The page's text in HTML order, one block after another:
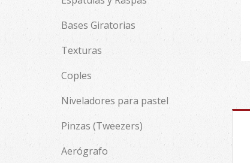
Bases Giratorias
Texturas
Coples
Niveladores para pastel
Pinzas (Tweezers)
Aerógrafo